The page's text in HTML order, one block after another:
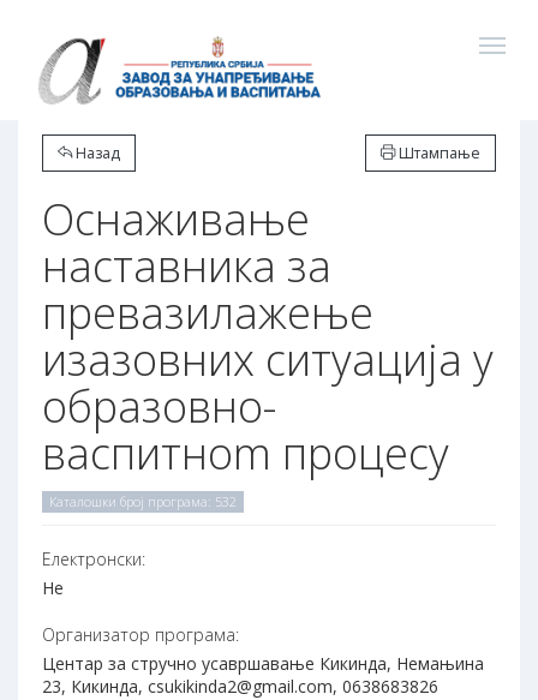
Назад Штампање
Оснаживање
наставника за
превазилажење
изазовних ситуација у
образовно-
васпитноm процесу
Каталошки број програма: 532
Електронски:
Не
Организатор програма:
Центар за стручно усавршавање Кикинда, Немањина
23, Кикинда, csukikinda2@gmail.com, 0638683826